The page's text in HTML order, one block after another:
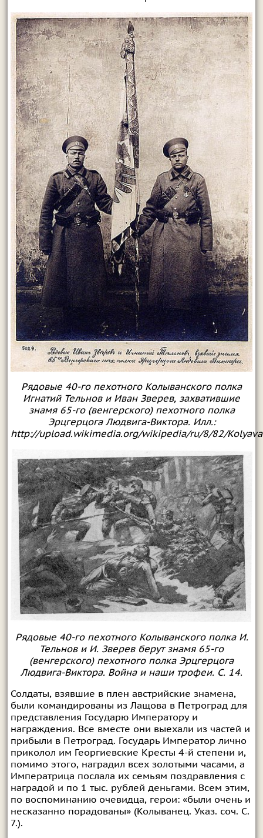
Рядовые 40-го пехотного Колыванского полка
Игнатий Тельнов и Иван Зверев, захватившие
знамя 65-го (венгерского) пехотного полка
Эрцгерцога Людвига-Виктора. Илл.:
http://upload.wikimedia.org/wikipedia/ru/8/82/
Рядовые 40-го пехотного Колыванского полка И.
Тельнов и И. Зверев берут знамя 65-го
(венгерского) пехотного полка Эрцгерцога
Людвига-Виктора. Война и наши трофеи. С. 14.
Солдаты, взявшие в плен австрийские знамена,
были командированы из Лащова в Петроград для
представления Государю Императору и
награждения. Все вместе они выехали из частей и
прибыли в Петроград. Государь Император лично
приколол им Георгиевские Кресты 4-й степени и,
помимо этого, наградил всех золотыми часами, а
Императрица послала их семьям поздравления с
наградой и по 1 тыс. рублей деньгами. Всем этим,
по воспоминанию очевидца, герои: «были очень и
несказанно порадованы» (Колыванец. Указ. соч. С.
7.).